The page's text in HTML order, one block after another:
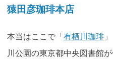
猿田彦珈琲本店
本当はここで「有栖川珈琲
川公園の東京都中央図書館